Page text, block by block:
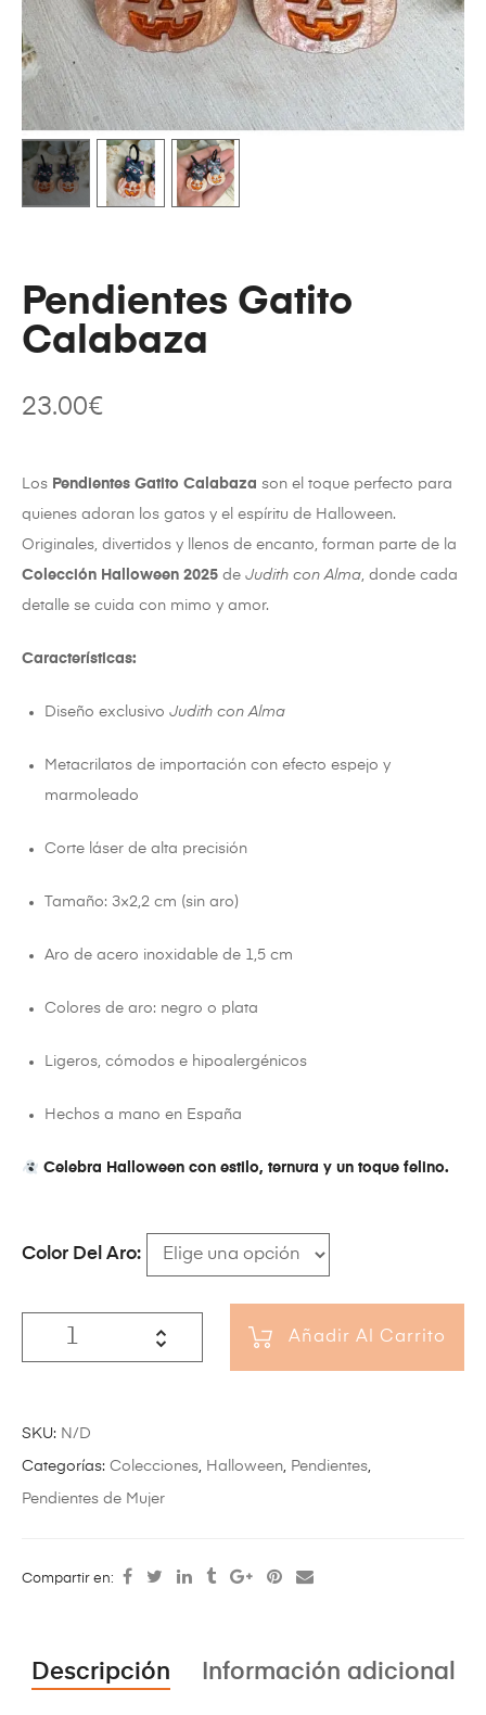
Pendientes Gatito
Calabaza
23.00€
Los Pendientes Gatito Calabaza son el toque perfecto para
quienes adoran los gatos y el espíritu de Halloween.
Originales, divertidos y llenos de encanto, forman parte de la
Colección Halloween 2025 de Judith con Alma, donde cada
detalle se cuida con mimo y amor.
Características:
Diseño exclusivo Judith con Alma
Metacrilatos de importación con efecto espejo y
marmoleado
Corte láser de alta precisión
Tamaño: 3×2,2 cm (sin aro)
Aro de acero inoxidable de 1,5 cm
Colores de aro: negro o plata
Ligeros, cómodos e hipoalergénicos
Hechos a mano en España
Celebra Halloween con estilo, ternura y un toque felino.
Color Del Aro
Añadir Al Carrito
SKU: N/D
Categorías: Colecciones, Halloween, Pendientes,
Pendientes de Mujer
Compartir en:
Descripción Información adicional